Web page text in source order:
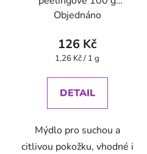
Mýdlárna Rubens
Objednáno
126 Kč
Měrná
1,26 Kč / 1 g
DETAIL
Mýdlo pro suchou a
citlivou pokožku, vhodné i